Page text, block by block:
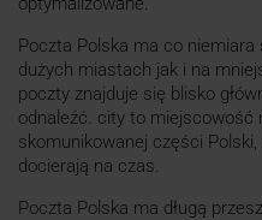
Poczta Polska ma co niemiara
dużych miastach jak i na
poczty znajduje się blisko
odnaleźć. city to miejscowość
skomunikowanej części
docierają na czas.
Poczta Polska ma długą